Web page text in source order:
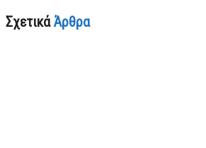
ΣχετικάΆρθρα